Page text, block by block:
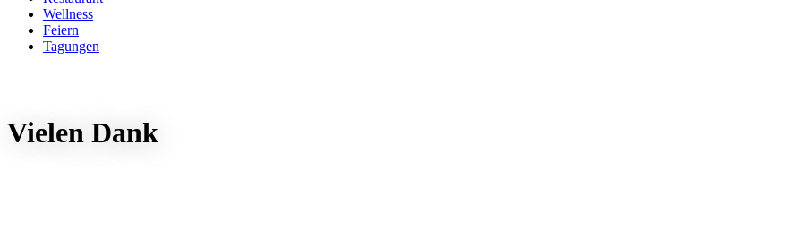
Wellness
Feiern
Tagungen
Vielen Dank